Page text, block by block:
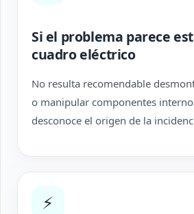
Si el problema parece
cuadro eléctrico
No resulta recomendable
o manipular componentes
desconoce el origen de la
⚡